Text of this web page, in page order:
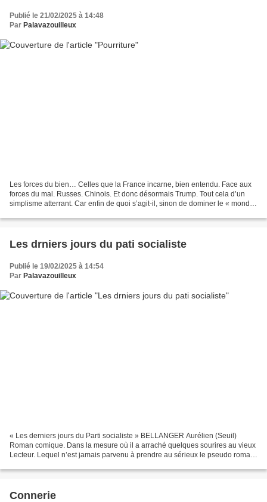
Publié le 21/02/2025 à 14:48
Par Palavazouilleux
Les forces du bien… Celles que la France incarne, bien entendu. Face aux
forces du mal. Russes. Chinois. Et donc désormais Trump. Tout cela d’un
simplisme atterrant. Car enfin de quoi s’agit-il, sinon de dominer le « monde
Les drniers jours du pati socialiste
Publié le 19/02/2025 à 14:54
Par Palavazouilleux
« Les derniers jours du Parti socialiste » BELLANGER Aurélien (Seuil)
Roman comique. Dans la mesure où il a arraché quelques sourires au vieux
Lecteur. Lequel n’est jamais parvenu à prendre au sérieux le pseudo roman
Connerie